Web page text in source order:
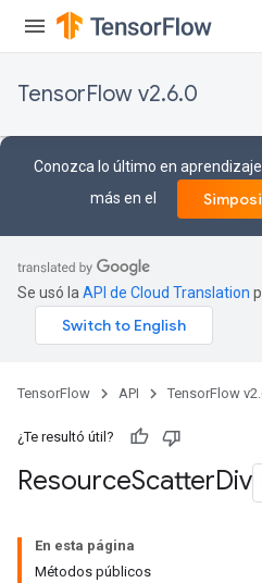
TensorFlow v2.6.0
Conozca lo último en
más en el
Se usó la API de Cloud Translation
TensorFlow API TensorFlow
¿Te resultó útil?
ResourceScatterDiv
En esta página
Métodos públicos